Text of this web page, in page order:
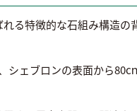
る特徴的な石組み構造
シェブロンの表面から